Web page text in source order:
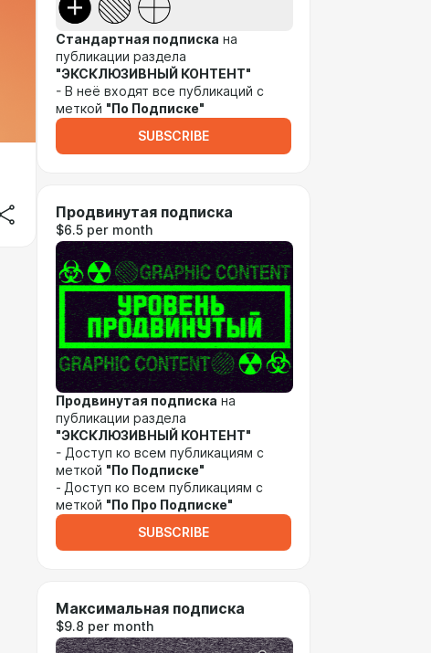
Стандартная подписка на
публикации раздела
"ЭКСКЛЮЗИВНЫЙ КОНТЕНТ"
- В неё входят все публикаций с
меткой "По Подписке"
SUBSCRIBE
Продвинутая подписка
$6.5 per month
Продвинутая подписка на
публикации раздела
"ЭКСКЛЮЗИВНЫЙ КОНТЕНТ"
- Доступ ко всем публикациям с
меткой "По Подписке"
- Доступ ко всем публикациям с
меткой "По Про Подписке"
SUBSCRIBE
Максимальная подписка
$9.8 per month